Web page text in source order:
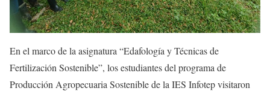
En el marco de la asignatura “Edafología y Técnicas de
Fertilización Sostenible”, los estudiantes del programa de
Producción Agropecuaria Sostenible de la IES Infotep visitaron